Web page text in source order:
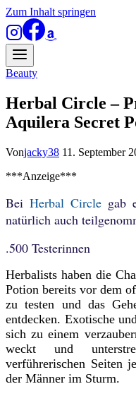
Zum Inhalt springen
Beauty
Herbal Circle –
Aquilera Secret
Vonjacky38 11. September
***Anzeige***
Bei Herbal Circlegab
natürlich auch
.500 Testerinnen
Herbalists haben die
Potion bereits vor dem
zu testen und das
entdecken. Exotische
sich zu einem
weckt und
verführerischen Seiten
der Männer im Sturm.